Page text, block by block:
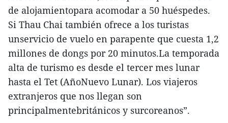
de alojamientopara acomodar a 50 huéspedes.
Si Thau Chai también ofrece a los turistas
unservicio de vuelo en parapente que cuesta 1,2
millones de dongs por 20 minutos.La temporada
alta de turismo es desde el tercer mes lunar
hasta el Tet (AñoNuevo Lunar). Los viajeros
extranjeros que nos llegan son
principalmentebritánicos y surcoreanos”.